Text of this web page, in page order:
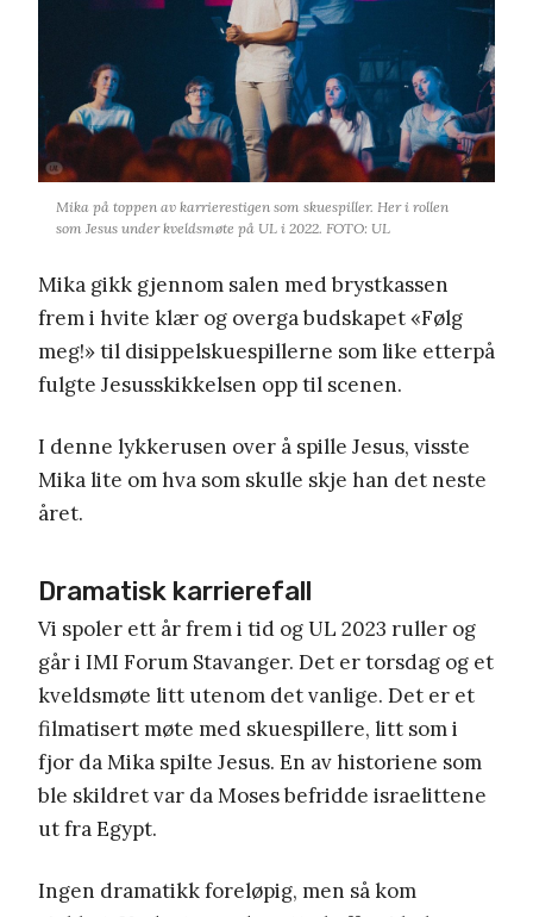
Mika på toppen av karrierestigen som skuespiller. Her i rollen
som Jesus under kveldsmøte på UL i 2022. FOTO: UL
Mika gikk gjennom salen med brystkassen
frem i hvite klær og overga budskapet «Følg
meg!» til disippelskuespillerne som like etterpå
fulgte Jesusskikkelsen opp til scenen.
I denne lykkerusen over å spille Jesus, visste
Mika lite om hva som skulle skje han det neste
året.
Dramatisk karrierefall
Vi spoler ett år frem i tid og UL 2023 ruller og
går i IMI Forum Stavanger. Det er torsdag og et
kveldsmøte litt utenom det vanlige. Det er et
filmatisert møte med skuespillere, litt som i
fjor da Mika spilte Jesus. En av historiene som
ble skildret var da Moses befridde israelittene
ut fra Egypt.
Ingen dramatikk foreløpig, men så kom